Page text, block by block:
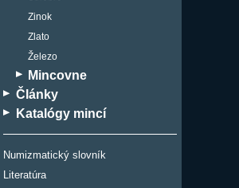
Zinok
Zlato
Železo
Mincovne
Články
Katalógy mincí
Numizmatický slovník
Literatúra